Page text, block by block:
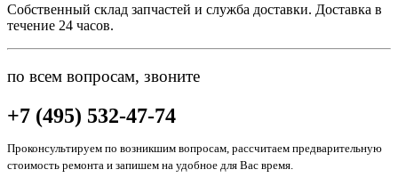
Собственный склад запчастей и служба доставки. Доставка в
течение 24 часов.
по всем вопросам, звоните
+7 (495) 532-47-74
Проконсультируем по возникшим вопросам, рассчитаем предварительную
стоимость ремонта и запишем на удобное для Вас время.